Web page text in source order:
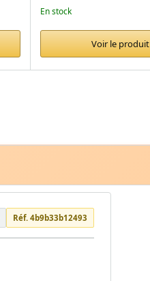
En stock
Voir le produit
Réf. 4b9b33b12493